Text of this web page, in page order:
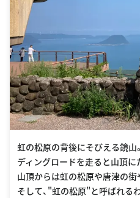
虹の松原の背後にそびえる鏡
ディングロードを走ると山頂に
山頂からは虹の松原や唐津の街
そして、"虹の松原"と呼ばれる